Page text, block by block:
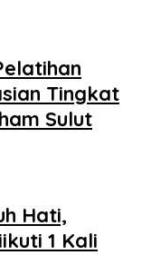
Tingkat
Sulut
Hati,
1 Kali